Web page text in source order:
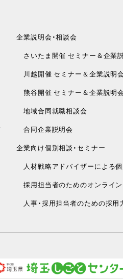
企業説明会・相談会
さいたま開催 セミナー＆企業
川越開催 セミナー＆企業説明会
熊谷開催 セミナー＆企業説明会
地域合同就職相談会
合同企業説明会
企業向け個別相談・セミナー
人材戦略アドバイザーによる
採用担当者のためのオンライ
人事・採用担当者のための採用